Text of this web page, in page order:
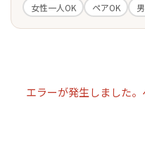
女性一人OK
ペアOK
エラーが発生しました